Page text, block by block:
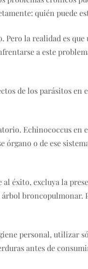
quién puede
Pero la realidad es
a este
de los parásitos en
Echinococcus en
o de ese
éxito, excluya la
árbol
personal, utilizar
antes de